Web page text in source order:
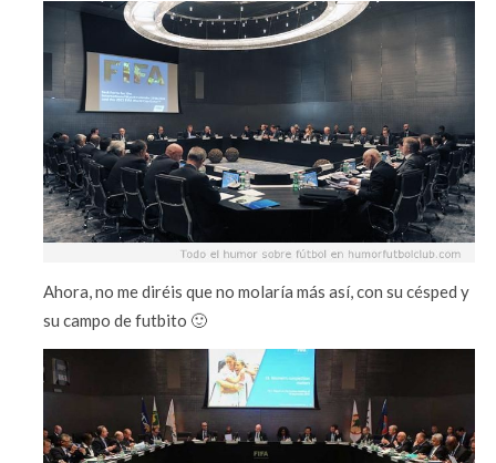
Ahora, no me diréis que no molaría más así, con su césped y
su campo de futbito 🙂